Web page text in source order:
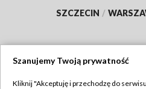
SZCZECIN /
Szanujemy Twoją prywatność
Kliknij "Akceptuję i przechodzę do